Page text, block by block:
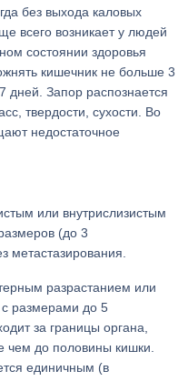
без выхода каловых
всего возникает у людей
состоянии здоровья
кишечник не больше 3
дней. Запор распознается
твердости, сухости. Во
недостаточное
или внутрислизистым
(до 3
метастазирования.
разрастанием или
размерами до 5
за границы органа,
чем до половины кишки.
единичным (в